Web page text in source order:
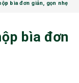
bìa đơn giản, gọn nhẹ
bìa đơn